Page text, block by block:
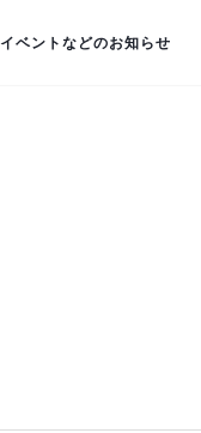
イベントなどのお知らせ